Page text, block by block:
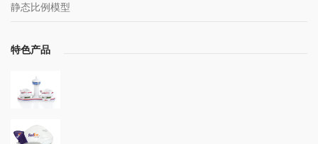
静态比例模型
特色产品